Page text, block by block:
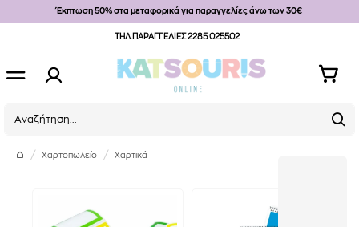
Έκπτωση 50% στα μεταφορικά για παραγγελίες άνω των 30€
ΤΗΛ.ΠΑΡΑΓΓΕΛΙΕΣ 2285 025502
Χαρτοπωλείο Χαρτικά